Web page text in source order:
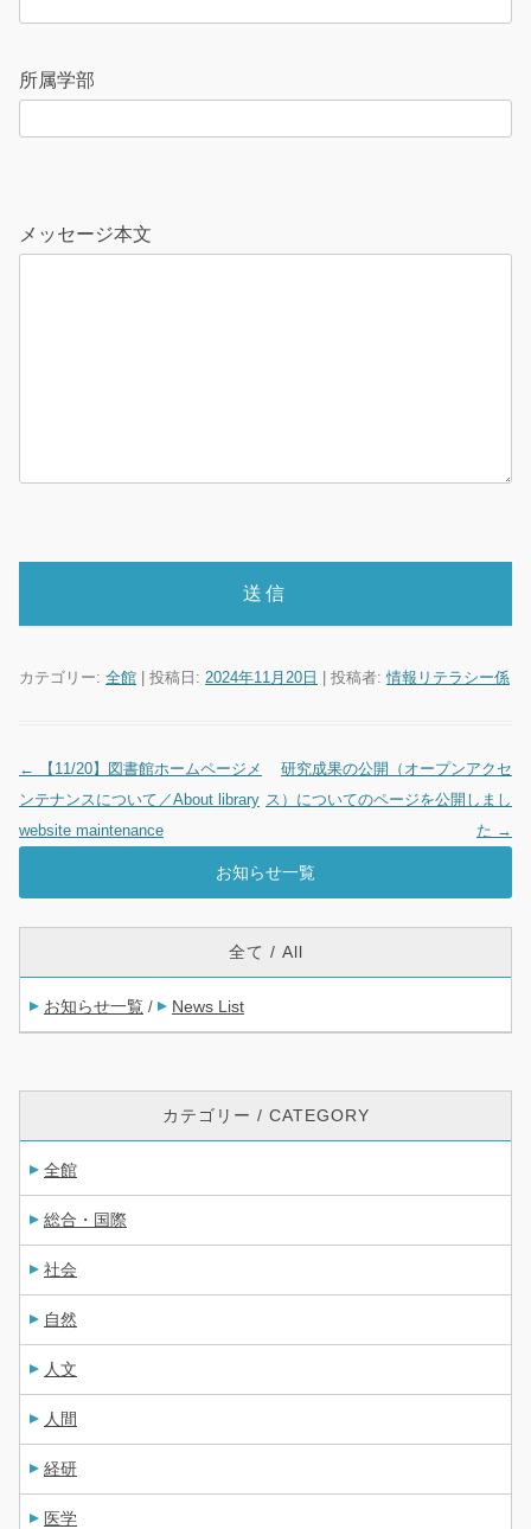
所属学部
の
し
だ
さ
メッセージ本文
ド
は
空
し
だ
い
。
カテゴリー: 全館 | 投稿日: 2024年11月20日 投稿者:情報リテラシー係
投稿ナビゲーション
←
【11/20】図書館ホームページメ
ンテナンスについて／About library
website maintenance
研究成果の公開（オープンアクセ
ス）についてのページを公開しまし
た →
お知らせ一覧
全て / All
お知らせ一覧 / News List
カテゴリー / CATEGORY
全館
総合・国際
社会
自然
人文
人間
経研
医学